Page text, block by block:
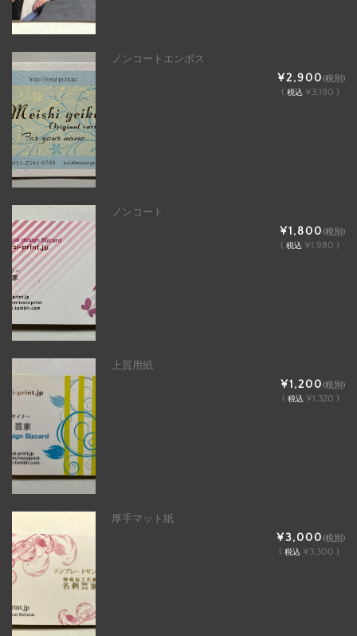
ノンコートエンボス
¥2,900(税別)
( 税込 ¥3,190 )
ノンコート
¥1,800(税別)
( 税込 ¥1,980 )
上質用紙
¥1,200(税別)
( 税込 ¥1,320 )
厚手マット紙
¥3,000(税別)
( 税込 ¥3,300 )